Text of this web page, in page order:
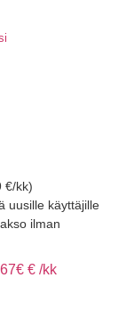
€/kk)
uusille käyttäjille
ilman
€ /kk